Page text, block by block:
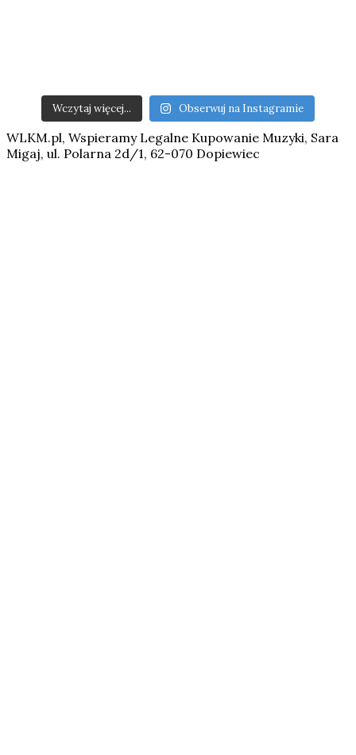
Wczytaj więcej... Obserwuj na Instagramie
WLKM.pl, Wspieramy Legalne Kupowanie Muzyki, Sara
Migaj, ul. Polarna 2d/1, 62-070 Dopiewiec